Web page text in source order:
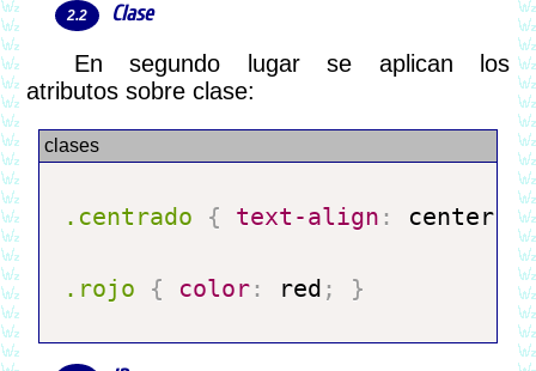
Clase
En segundo lugar se aplican los
atributos sobre clase:
.centrado { text-align : center
.rojo { color : red ; }